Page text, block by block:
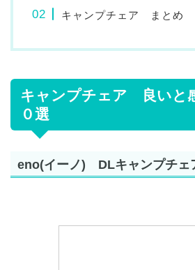
キャンプチェア まとめ
キャンプチェア 良いと
０選
eno(イーノ) DLキャンプチェ